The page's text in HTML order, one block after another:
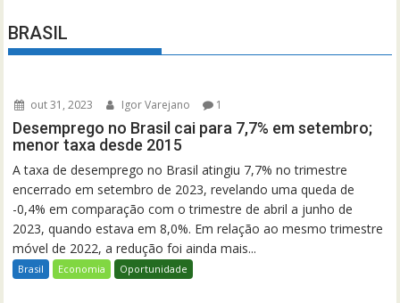
BRASIL
out 31, 2023 Igor Varejano 1
Desemprego no Brasil cai para 7,7% em setembro;
menor taxa desde 2015
A taxa de desemprego no Brasil atingiu 7,7% no trimestre
encerrado em setembro de 2023, revelando uma queda de
-0,4% em comparação com o trimestre de abril a junho de
2023, quando estava em 8,0%. Em relação ao mesmo trimestre
móvel de 2022, a redução foi ainda mais...
Brasil Economia Oportunidade